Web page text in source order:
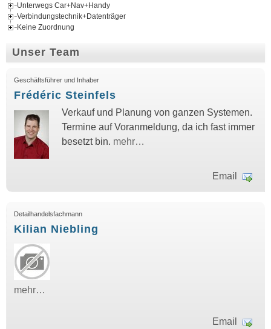
Unterwegs Car+Nav+Handy
Verbindungstechnik+Datenträger
Keine Zuordnung
Unser Team
Geschäftsführer und Inhaber
Frédéric Steinfels
Verkauf und Planung von ganzen Systemen.
Termine auf Voranmeldung, da ich fast immer
besetzt bin. mehr…
Email
Detailhandelsfachmann
Kilian Niebling
mehr…
Email